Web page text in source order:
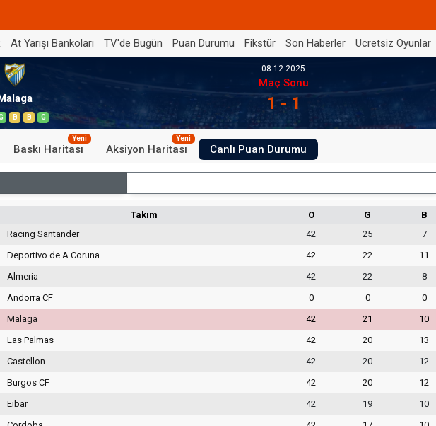
At Yarışı Bankoları TV'de Bugün Puan Durumu Fikstür Son Haberler Ücretsiz Oyunlar
B B G
08.12.2025
Maç Sonu
1 - 1
Baskı Haritası
Yeni
Aksiyon Haritası
Yeni
Canlı Puan Durumu
Takım O G B
Racing Santander 42 25 7
Deportivo de A Coruna 42 22 11
Almeria 42 22 8
Andorra CF 0 0 0
Malaga 42 21 10
Las Palmas 42 20 13
Castellon 42 20 12
Burgos CF 42 20 12
Eibar 42 19 10